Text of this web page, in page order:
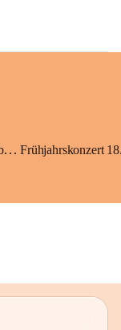
150 Jahre Freiwillige Feuerwehr Paternion – Jubiläumsfest Frühjahrskonzert